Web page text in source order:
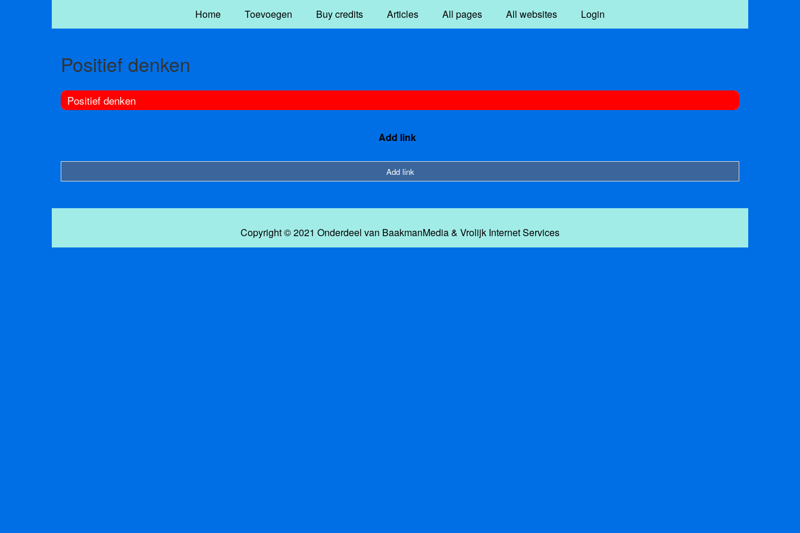
Home Toevoegen Buy credits Articles All pages All websites Login
Positief denken
Positief denken
Add link
Add link
Copyright © 2021 Onderdeel van BaakmanMedia& Vrolijk Internet Services